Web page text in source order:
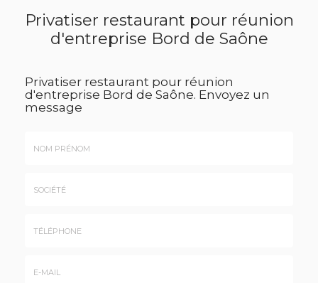
Privatiser restaurant pour réunion
d'entreprise Bord de Saône
Privatiser restaurant pour réunion
d'entreprise Bord de Saône. Envoyez un
message